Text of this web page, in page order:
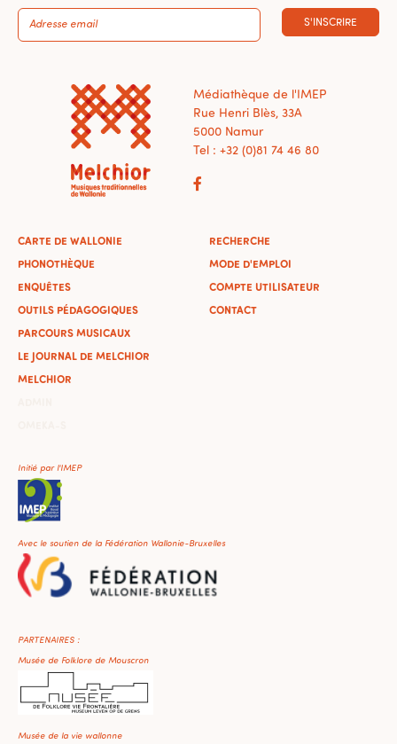
S'INSCRIRE
Médiathèque de l'IMEP
Rue Henri Blès, 33A
5000 Namur
Tel : +32 (0)81 74 46 80
CARTE DE WALLONIE
PHONOTHÈQUE
ENQUÊTES
OUTILS PÉDAGOGIQUES
PARCOURS MUSICAUX
LE JOURNAL DE MELCHIOR
MELCHIOR
RECHERCHE
MODE D'EMPLOI
COMPTE UTILISATEUR
CONTACT
Initié par l'IMEP
Avec le soutien de la Fédération Wallonie-Bruxelles
PARTENAIRES :
Musée de Folklore de Mouscron
Musée de la vie wallonne